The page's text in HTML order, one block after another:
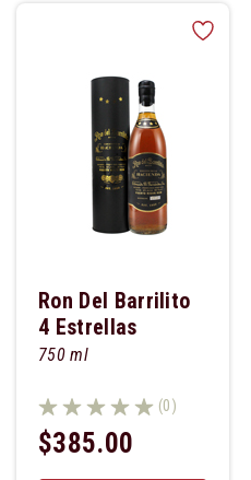
Ron Del Barrilito
4 Estrellas
750 ml
(0)
$385.00